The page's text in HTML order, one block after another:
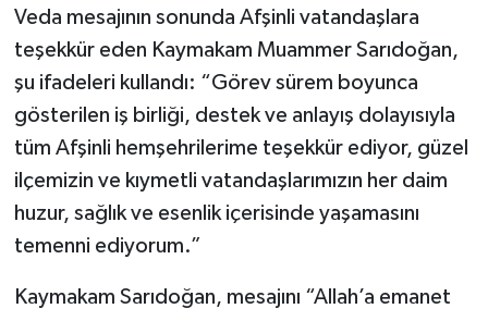
Veda mesajının sonunda Afşinli vatandaşlara
teşekkür eden Kaymakam Muammer Sarıdoğan,
şu ifadeleri kullandı: “Görev sürem boyunca
gösterilen iş birliği, destek ve anlayış dolayısıyla
tüm Afşinli hemşehrilerime teşekkür ediyor, güzel
ilçemizin ve kıymetli vatandaşlarımızın her daim
huzur, sağlık ve esenlik içerisinde yaşamasını
temenni ediyorum.”
Kaymakam Sarıdoğan, mesajını “Allah’a emanet